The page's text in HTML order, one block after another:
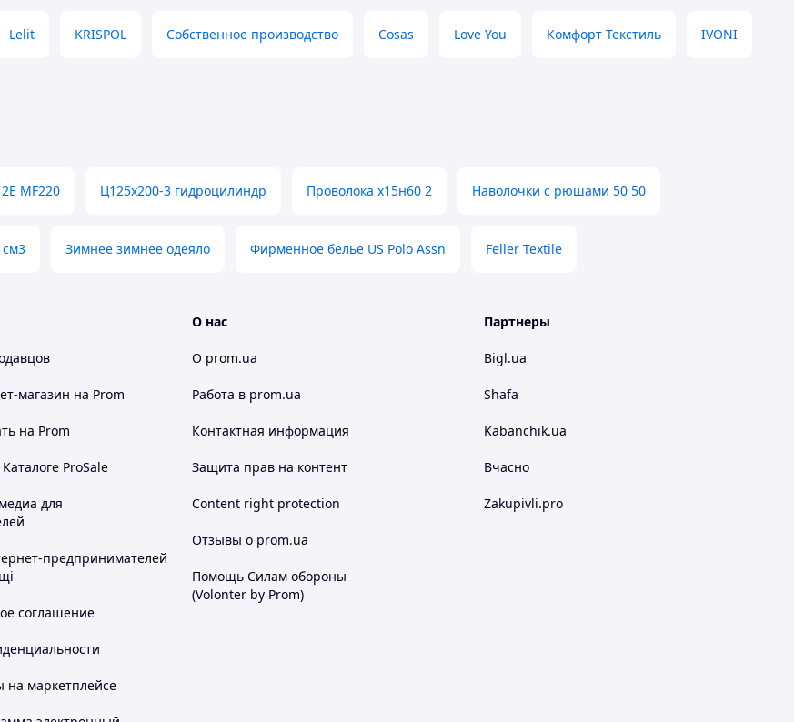
Lelit KRISPOL Собственное производство Cosas Love You Комфорт Текстиль IVONI
MF220 Ц125х200-3 гидроцилиндр Проволока х15н60 2 Наволочки с рюшами 50 50
Зимнее зимнее одеяло Фирменное белье US Polo Assn Feller Textile
магазин на Prom
на Prom
ProSale
для
предпринимателей
соглашение
на маркетплейсе
О нас
О prom.ua
Работа в prom.ua
Контактная информация
Защита прав на контент
Content right protection
Отзывы о prom.ua
Помощь Силам обороны
(Volonter by Prom)
Партнеры
Bigl.ua
Shafa
Kabanchik.ua
Вчасно
Zakupivli.pro